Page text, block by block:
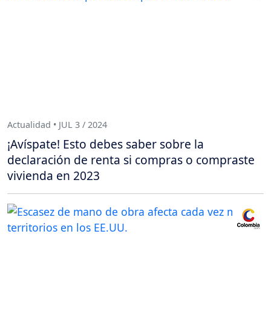
Actualidad • JUL 3 / 2024
¡Avíspate! Esto debes saber sobre la
declaración de renta si compras o compraste
vivienda en 2023